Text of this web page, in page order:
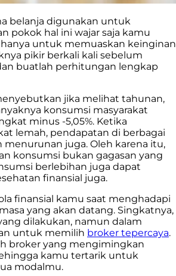
belanja digunakan untuk
pokok hal ini wajar saja kamu
untuk memuaskan keinginan
pikir berkali kali sebelum
buatlah perhitungan lengkap
jika melihat tahunan,
konsumsi masyarakat
minus -5,05%. Ketika
lemah, pendapatan di berbagai
menurunan juga. Oleh karena itu,
konsumsi bukan gagasan yang
berlebihan juga dapat
finansial juga.
finansial kamu saat menghadapi
yang akan datang. Singkatnya,
dilakukan, namun dalam
untuk memilih broker tepercaya.
broker yang mengimingkan
kamu tertarik untuk
modalmu.